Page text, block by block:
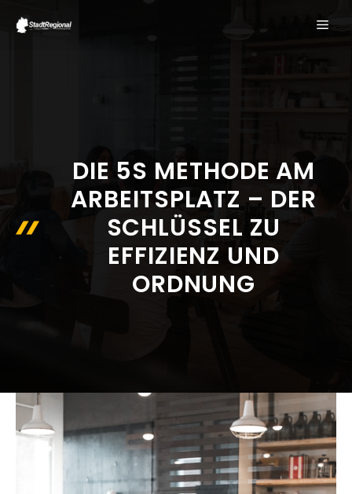
Inhalt
DIE 5S METHODE AM
ARBEITSPLATZ – DER
SCHLÜSSEL ZU
EFFIZIENZ UND
ORDNUNG